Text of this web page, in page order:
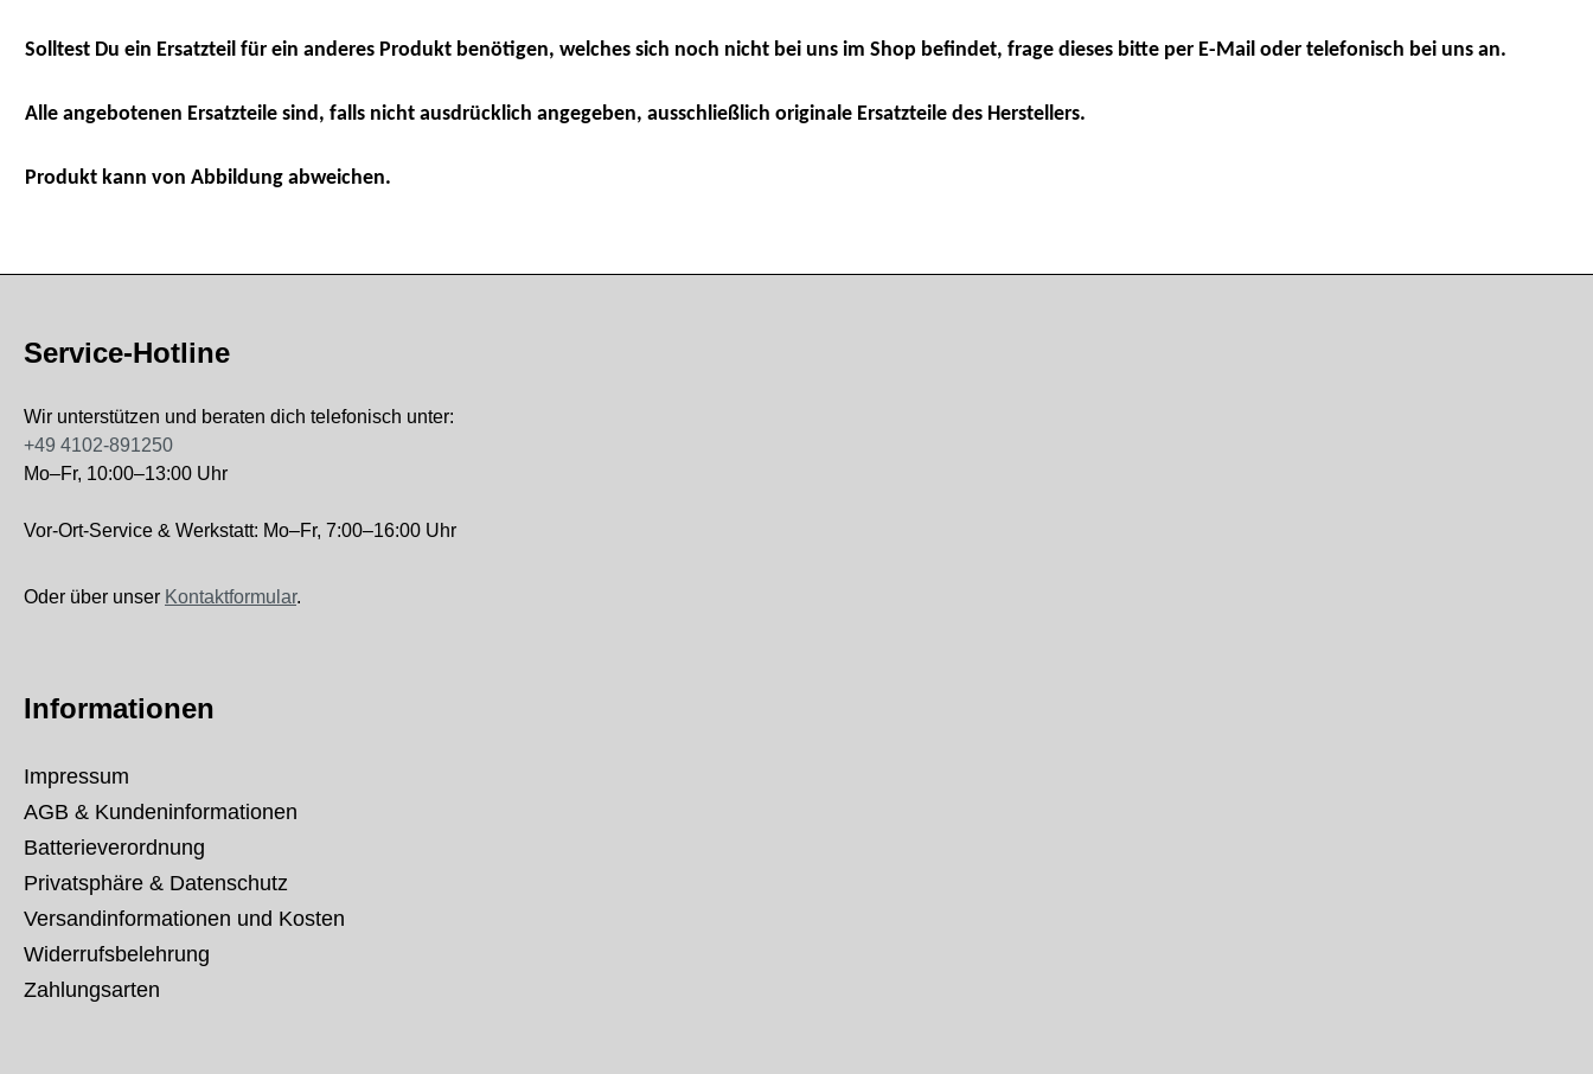
Solltest Du ein Ersatzteil für ein anderes Produkt benötigen, welches sich noch nicht bei uns im Shop befindet, frage dieses bitte per E-Mail oder telefonisch bei uns an.
Alle angebotenen Ersatzteile sind, falls nicht ausdrücklich angegeben, ausschließlich originale Ersatzteile des Herstellers.
Produkt kann von Abbildung abweichen.
Service-Hotline
Wir unterstützen und beraten dich telefonisch unter:
+49 4102-891250
Mo–Fr, 10:00–13:00 Uhr
Vor-Ort-Service & Werkstatt: Mo–Fr, 7:00–16:00 Uhr
Oder über unser Kontaktformular.
Informationen
Impressum
AGB & Kundeninformationen
Batterieverordnung
Privatsphäre & Datenschutz
Versandinformationen und Kosten
Widerrufsbelehrung
Zahlungsarten